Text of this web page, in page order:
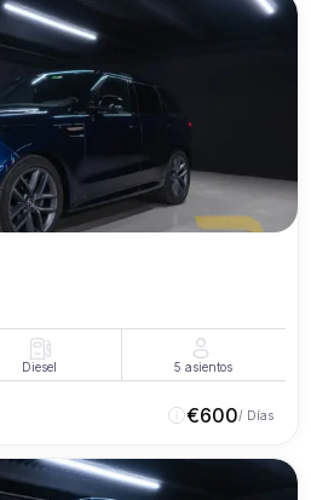
Diesel 5 asientos
€600/ Días